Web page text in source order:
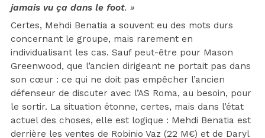
jamais vu ça dans le foot. »
Certes, Mehdi Benatia a souvent eu des mots durs
concernant le groupe, mais rarement en
individualisant les cas. Sauf peut-être pour Mason
Greenwood, que l’ancien dirigeant ne portait pas dans
son cœur : ce qui ne doit pas empêcher l’ancien
défenseur de discuter avec l’AS Roma, au besoin, pour
le sortir. La situation étonne, certes, mais dans l’état
actuel des choses, elle est logique : Mehdi Benatia est
derrière les ventes de Robinio Vaz (22 M€) et de Daryl